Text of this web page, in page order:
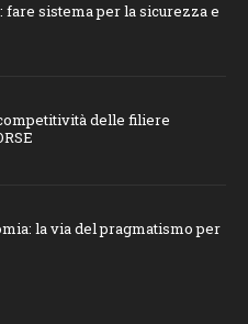
sistema per la sicurezza e
delle filiere
la via del pragmatismo per